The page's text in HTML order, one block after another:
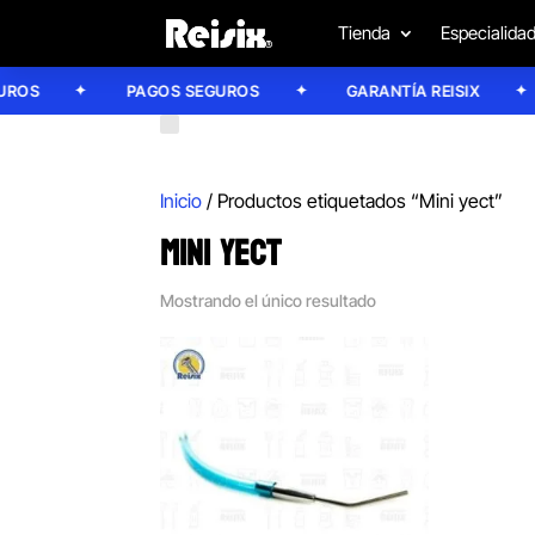
Tienda
PAGOS SEGUROS GARANTÍA REISIX
Inicio / Productos etiquetados “Mini yect”
MINI YECT
Mostrando el único resultado